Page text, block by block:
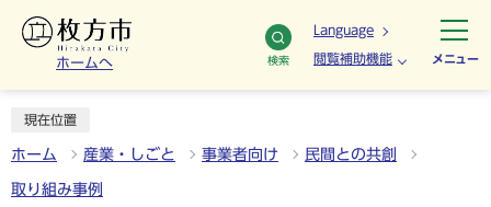
ホームへ 検索
Language
閲覧補助機能 メニュー
現在位置
ホーム 産業・しごと 事業者向け 民間との共創
取り組み事例